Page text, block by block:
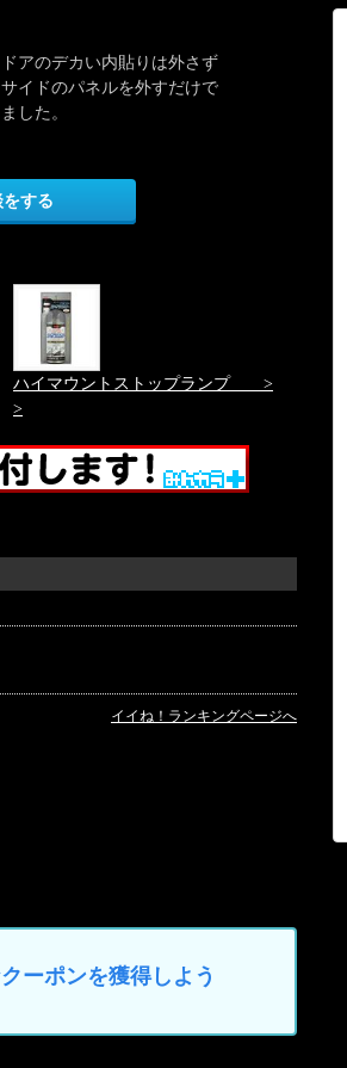
アのデカい内貼りは外さず
サイドのパネルを外すだけで
した。
する
ハイマウントストップランプ >
>
イイね！ランキングページへ
ーポンを獲得しよう